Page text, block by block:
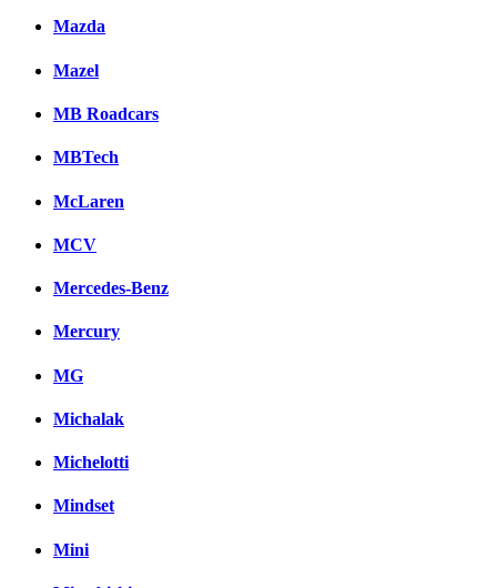
Mazda
Mazel
MB Roadcars
MBTech
McLaren
MCV
Mercedes-Benz
Mercury
MG
Michalak
Michelotti
Mindset
Mini